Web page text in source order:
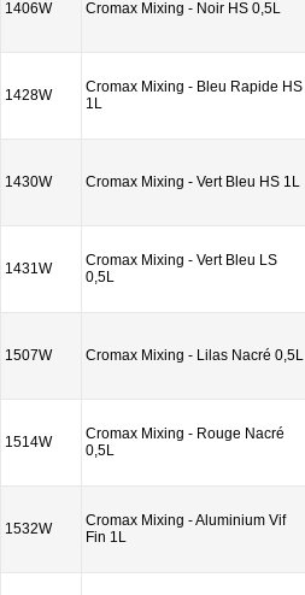
1406W Cromax Mixing - Noir HS 0,5L
1428W
Cromax Mixing - Bleu Rapide HS
1L
1430W Cromax Mixing - Vert Bleu HS 1L
1431W
Cromax Mixing - Vert Bleu LS
0,5L
1507W Cromax Mixing - Lilas Nacré 0,5L
1514W
Cromax Mixing - Rouge Nacré
0,5L
1532W
Cromax Mixing - Aluminium Vif
Fin 1L